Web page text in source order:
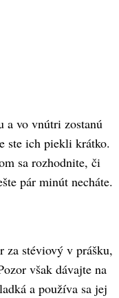
a vo vnútri zostanú
ste ich piekli krátko.
sa rozhodnite, či
pár minút necháte.
za stéviový v prášku,
však dávajte na
a používa sa jej